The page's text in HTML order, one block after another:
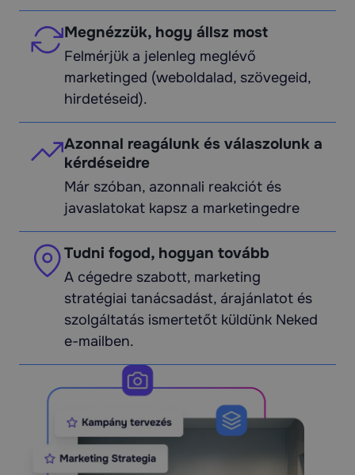
Megnézzük, hogy állsz most
Felmérjük a jelenleg meglévő
marketinged (weboldalad, szövegeid,
hirdetéseid).
Azonnal reagálunk és válaszolunk a
kérdéseidre
Már szóban, azonnali reakciót és
javaslatokat kapsz a marketingedre
Tudni fogod, hogyan tovább
A cégedre szabott, marketing
stratégiai tanácsadást, árajánlatot és
szolgáltatás ismertetőt küldünk Neked
e-mailben.